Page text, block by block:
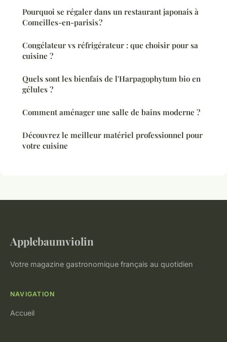
Pourquoi se régaler dans un restaurant japonais à
Comeilles-en-parisis ?
Congélateur vs réfrigérateur : que choisir pour sa
cuisine ?
Quels sont les bienfais de l'Harpagophytum bio en
gélules ?
Comment aménager une salle de bains moderne ?
Découvrez le meilleur matériel professionnel pour
votre cuisine
Applebaumviolin
Votre magazine gastronomique français au quotidien
NAVIGATION
Accueil